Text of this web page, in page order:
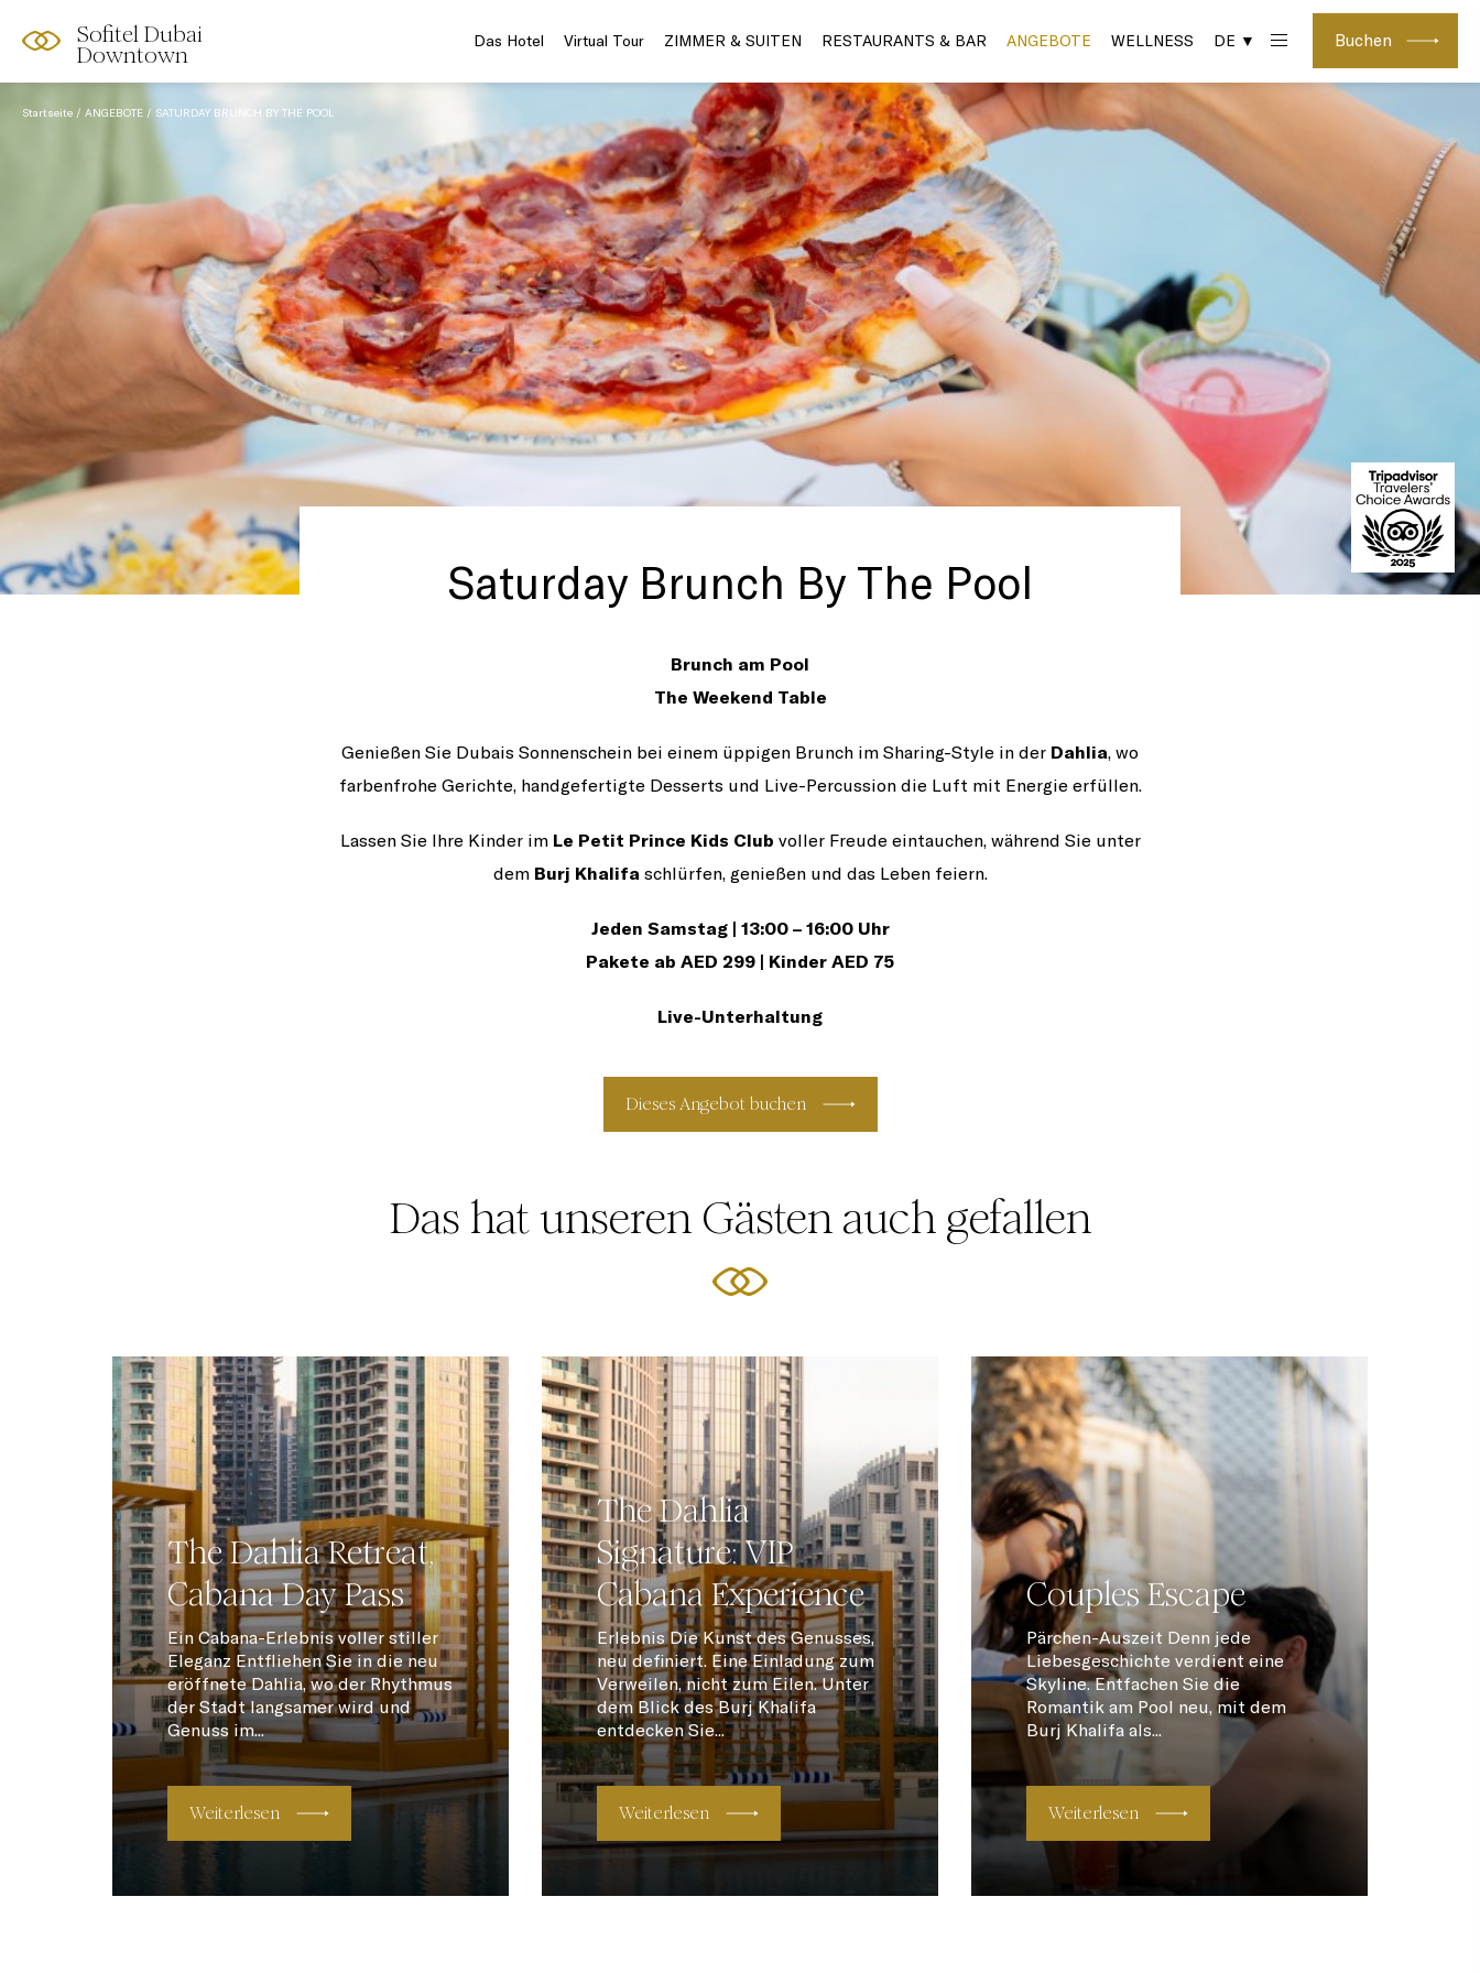
Sofitel Dubai
Downtown
Buchen
Das Hotel Virtual Tour ZIMMER & SUITEN RESTAURANTS & BAR ANGEBOTE WELLNESS DE ▼
Startseite ANGEBOTE SATURDAY BRUNCH BY THE POOL
Saturday Brunch By The Pool
Brunch am Pool
The Weekend Table
Genießen Sie Dubais Sonnenschein bei einem üppigen Brunch im Sharing-Style in der Dahlia, wo
farbenfrohe Gerichte, handgefertigte Desserts und Live-Percussion die Luft mit Energie erfüllen.
Lassen Sie Ihre Kinder im Le Petit Prince Kids Club voller Freude eintauchen, während Sie unter
dem Burj Khalifaschlürfen, genießen und das Leben feiern.
Jeden Samstag | 13:00 – 16:00 Uhr
Pakete ab AED 299 | Kinder AED 75
Live-Unterhaltung
Dieses Angebot buchen
Das hat unseren Gästen auch gefallen
The Dahlia Retreat,
Cabana Day Pass
Ein Cabana-Erlebnis voller stiller
Eleganz Entfliehen Sie in die neu
eröffnete Dahlia, wo der Rhythmus
der Stadt langsamer wird und
Genuss im...
Weiterlesen
The Dahlia
Signature: VIP
Cabana Experience
Erlebnis Die Kunst des Genusses,
neu definiert. Eine Einladung zum
Verweilen, nicht zum Eilen. Unter
dem Blick des Burj Khalifa
entdecken Sie...
Weiterlesen
Couples Escape
Pärchen-Auszeit Denn jede
Liebesgeschichte verdient eine
Skyline. Entfachen Sie die
Romantik am Pool neu, mit dem
Burj Khalifa als...
Weiterlesen